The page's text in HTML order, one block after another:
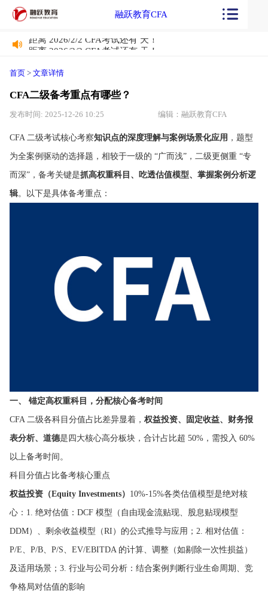
融跃教育CFA
距离 2026/2/2 CFA考试还有 天！
首页 > 文章详情
CFA二级备考重点有哪些？
发布时间: 2025-12-26 10:25 编辑：融跃教育CFA
CFA 二级考试核心考察知识点的深度理解与案例场景化应用 ，题型
为全案例驱动的选择题，相较于一级的 “广而浅”，二级更侧重 “专
而深”，备考关键是抓高权重科目、吃透估值模型、掌握案例分析逻
辑。以下是具体备考重点：
一、 锚定高权重科目，分配核心备考时间
CFA 二级各科目分值占比差异显着， 权益投资、固定收益、财务报
表分析、道德是四大核心高分板块，合计占比超 50%，需投入 60%
以上备考时间。
科目分值占比备考核心重点
权益投资（Equity Investments） 10%-15%各类估值模型是绝对核
心：1. 绝对估值：DCF 模型（自由现金流贴现、股息贴现模型
DDM）、剩余收益模型（RI）的公式推导与应用；2. 相对估值：
P/E、P/B、P/S、EV/EBITDA 的计算、调整（如剔除一次性损益）
及适用场景；3. 行业与公司分析：结合案例判断行业生命周期、竞
争格局对估值的影响